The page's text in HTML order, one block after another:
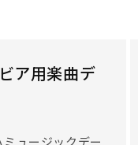
ア用楽曲デ
ュージックデー